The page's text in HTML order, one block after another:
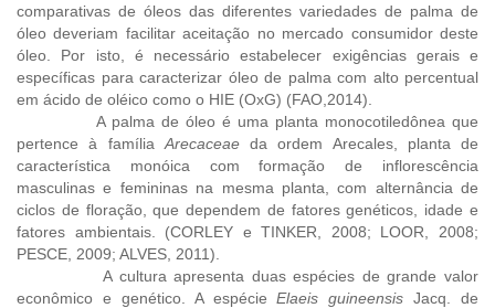
comparativas de óleos das diferentes variedades de palma de
óleo deveriam facilitar aceitação no mercado consumidor deste
óleo. Por isto, é necessário estabelecer exigências gerais e
específicas para caracterizar óleo de palma com alto percentual
em ácido de oléico como o HIE (OxG) (FAO,2014).
A palma de óleo é uma planta monocotiledônea que
pertence à família Arecaceae da ordem Arecales, planta de
característica monóica com formação de inflorescência
masculinas e femininas na mesma planta, com alternância de
ciclos de floração, que dependem de fatores genéticos, idade e
fatores ambientais. (CORLEY e TINKER, 2008; LOOR, 2008;
PESCE, 2009; ALVES, 2011).
A cultura apresenta duas espécies de grande valor
econômico e genético. A espécieElaeis guineensis Jacq. de